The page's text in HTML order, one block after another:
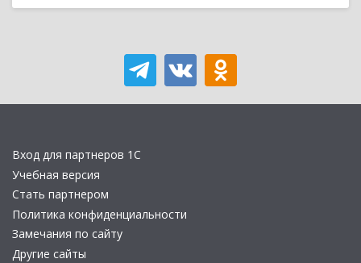
Вход для партнеров 1С
Учебная версия
Стать партнером
Политика конфиденциальности
Замечания по сайту
Другие сайты